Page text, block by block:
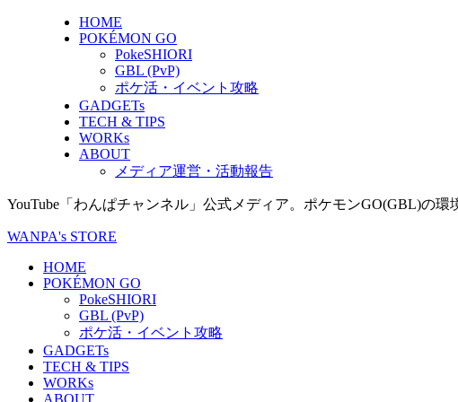
HOME
POKÉMON GO
PokeSHIORI
GBL (PvP)
ポケ活・イベント攻略
GADGETs
TECH & TIPS
WORKs
ABOUT
メディア運営・活動報告
YouTube「わんぱチャンネル」公式メディア。ポケモンGO(GBL)の
WANPA's STORE
HOME
POKÉMON GO
PokeSHIORI
GBL (PvP)
ポケ活・イベント攻略
GADGETs
TECH & TIPS
WORKs
ABOUT